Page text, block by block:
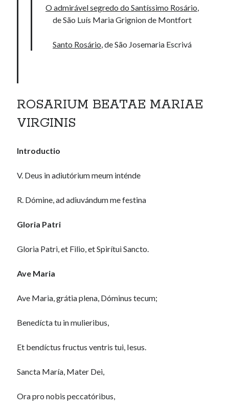
O admirável segredo do Santíssimo Rosário,
de São Luís Maria Grignion de Montfort
Santo Rosário, de São Josemaria Escrivá
ROSARIUM BEATAE MARIAE
VIRGINIS
Introductio
V. Deus in adiutórium meum inténde
R. Dómine, ad adiuvándum me festina
Gloria Patri
Gloria Patri, et Filio, et Spirítui Sancto.
Ave Maria
Ave Maria, grátia plena, Dóminus tecum;
Benedícta tu in mulieribus,
Et bendíctus fructus ventris tui, Iesus.
Sancta María, Mater Dei,
Ora pro nobis peccatóribus,